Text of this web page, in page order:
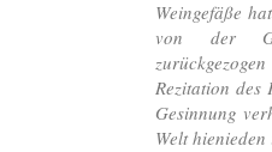
Weingefäße
von der
Rezitation des
Gesinnung
Welt hienieden